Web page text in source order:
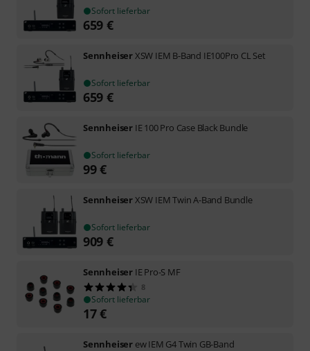
Sofort lieferbar
659 €
SennheiserXSW IEM B-Band IE100Pro CL Set
Sofort lieferbar
659 €
Sennheiser IE 100 Pro Case Black Bundle
Sofort lieferbar
99€
SennheiserXSW IEM Twin A-Band Bundle
Sofort lieferbar
909 €
Sennheiser IE Pro-S MF
8
Sofort lieferbar
17€
Sennheiser ew IEM G4 Twin GB-Band